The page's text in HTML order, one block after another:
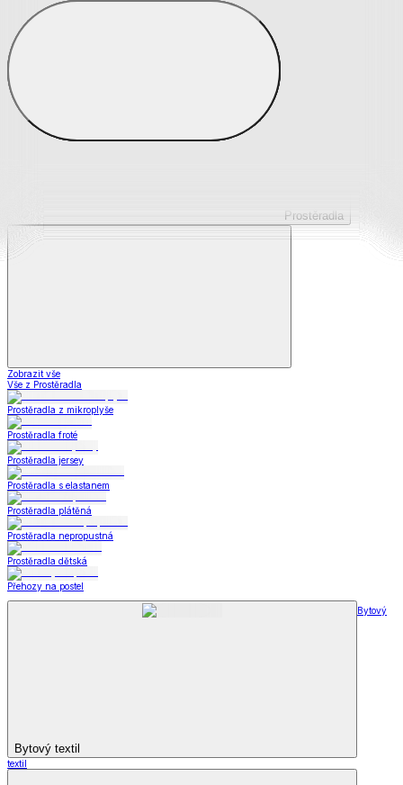
Prostěradla z mikroplyše
Prostěradla froté
Prostěradla
Zobrazit vše
Vše z Prostěradla
Prostěradla z mikroplyše
Prostěradla froté
Prostěradla jersey
Prostěradla s elastanem
Prostěradla plátěná
Prostěradla nepropustná
Prostěradla dětská
Přehozy na postel
Bytový textil
Bytový
textil